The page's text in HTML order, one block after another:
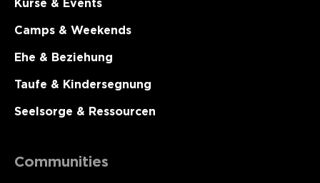
Kurse & Events
Camps & Weekends
Ehe & Beziehung
Taufe & Kindersegnung
Seelsorge & Ressourcen
Communities